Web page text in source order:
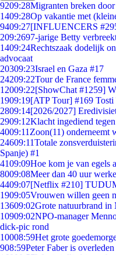
9209:28Migranten breken
1409:28Op vakantie met
9409:27[INFLUENCERS
209:2697-jarige Betty
1409:24Rechtszaak dodelijk
advocaat
20309:23Israel en Gaza #17
24209:22Tour de France
12009:22[ShowChat #1259]
1909:19[ATP Tour] #169
2809:14[2026/2027]
2909:12Klacht ingediend
4009:11 Zoon(11) onderneemt
24609:11Totale
Spanje) #1
4109:09Hoe kom je van egels
8009:08Meer dan 40 uur
4409:07[Netflix #210]
1909:05Vrouwen willen geen
13609:02Grote natuurbrand
10909:02NPO-manager
dick-pic rond
10008:59Het grote
908:59Peter Faber is overleden